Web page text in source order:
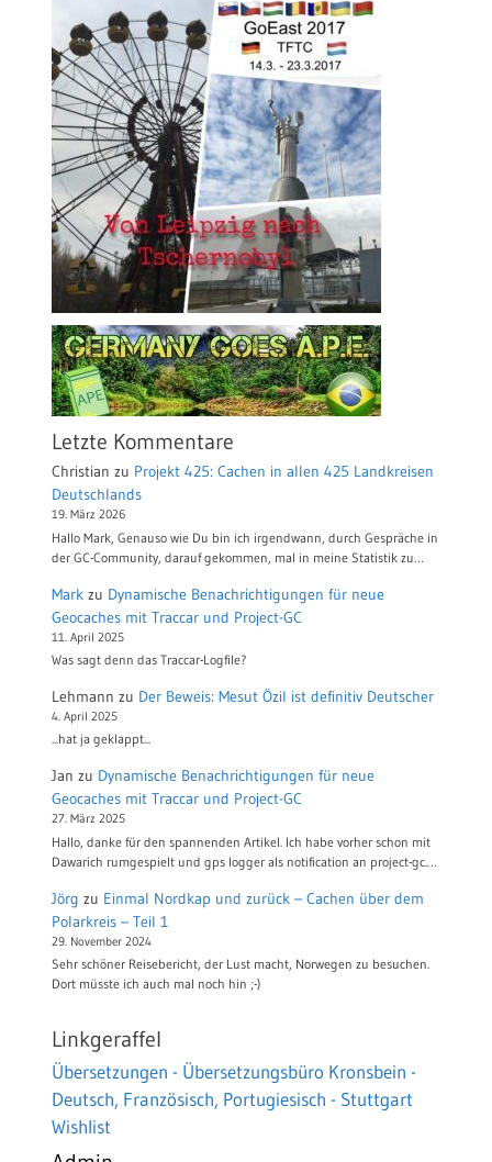
Letzte Kommentare
Christian zu Projekt 425: Cachen in allen 425 Landkreisen
Deutschlands
19. März 2026
Hallo Mark, Genauso wie Du bin ich irgendwann, durch Gespräche in
der GC-Community, darauf gekommen, mal in meine Statistik zu…
Mark zu Dynamische Benachrichtigungen für neue
Geocaches mit Traccar und Project-GC
11. April 2025
Was sagt denn das Traccar-Logfile?
Lehmann zu Der Beweis: Mesut Özil ist definitiv Deutscher
4. April 2025
...hat ja geklappt...
Jan zu Dynamische Benachrichtigungen für neue
Geocaches mit Traccar und Project-GC
27. März 2025
Hallo, danke für den spannenden Artikel. Ich habe vorher schon mit
Dawarich rumgespielt und gps logger als notification an project-gc.…
Jörg zu Einmal Nordkap und zurück – Cachen über dem
Polarkreis – Teil 1
29. November 2024
Sehr schöner Reisebericht, der Lust macht, Norwegen zu besuchen.
Dort müsste ich auch mal noch hin ;-)
Linkgeraffel
Übersetzungen - Übersetzungsbüro Kronsbein -
Deutsch, Französisch, Portugiesisch - Stuttgart
Wishlist